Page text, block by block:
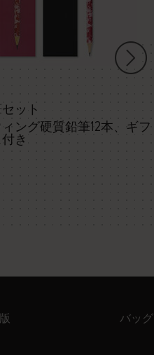
ット
ング硬質鉛筆12本、ギフ
き
バッグ